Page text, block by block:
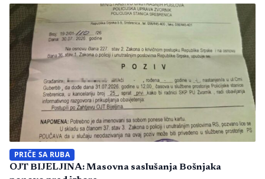
Novinara Marka Divkovića i generalnu tajnicu Borku Rudić.
Nakon ranije podnesenih krivičnih prijava i tužbi za klevetu
protiv Anise Mahmutović i odgovornih osoba […]
PRIČE SA RUBA
OJT BIJELJINA: Masovna saslušanja Bošnjaka